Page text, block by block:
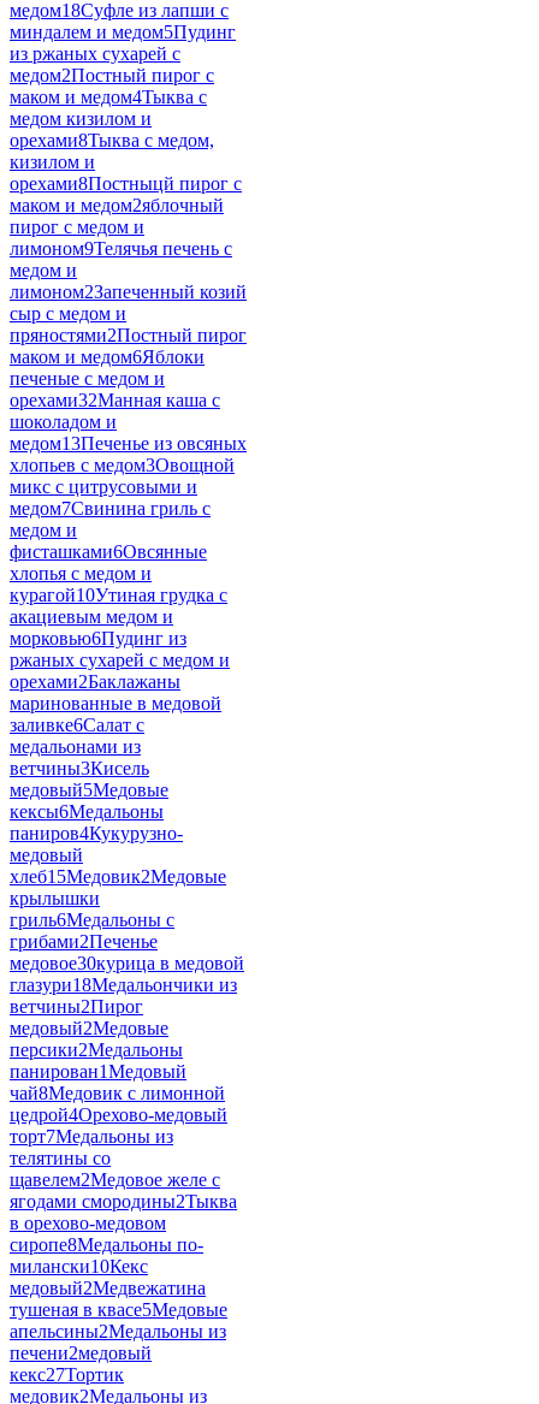
медом18Суфле из лапши с
миндалем и медом5Пудинг
из ржаных сухарей с
медом2Постный пирог с
маком и медом4Тыква с
медом кизилом и
орехами8Тыква с медом,
кизилом и
орехами8Постныцй пирог с
маком и медом2яблочный
пирог с медом и
лимоном9Телячья печень с
медом и
лимоном2Запеченный козий
сыр с медом и
пряностями2Постный пирог
маком и медом6Яблоки
печеные с медом и
орехами32Манная каша с
шоколадом и
медом13Печенье из овсяных
хлопьев с медом3Овощной
микс с цитрусовыми и
медом7Свинина гриль с
медом и
фисташками6Овсянные
хлопья с медом и
курагой10Утиная грудка с
акациевым медом и
морковью6Пудинг из
ржаных сухарей с медом и
орехами2Баклажаны
маринованные в медовой
заливке6Салат с
медальонами из
ветчины3Кисель
медовый5Медовые
кексы6Медальоны
паниров4Кукурузно-
медовый
хлеб15Медовик2Медовые
крылышки
гриль6Медальоны с
грибами2Печенье
медовое30курица в медовой
глазури18Медальончики из
ветчины2Пирог
медовый2Медовые
персики2Медальоны
панирован1Медовый
чай8Медовик с лимонной
цедрой4Орехово-медовый
торт7Медальоны из
телятины со
щавелем2Медовое желе с
ягодами смородины2Тыква
в орехово-медовом
сиропе8Медальоны по-
милански10Кекс
медовый2Медвежатина
тушеная в квасе5Медовые
апельсины2Медальоны из
печени2медовый
кекс27Тортик
медовик2Медальоны из